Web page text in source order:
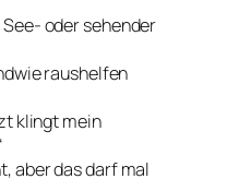
oder sehender
raushelfen
klingt mein
aber dasdarfmal